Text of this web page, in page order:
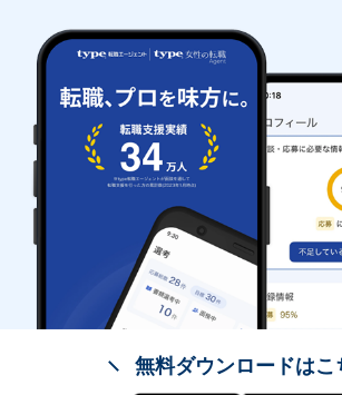
無料ダウンロードはこ